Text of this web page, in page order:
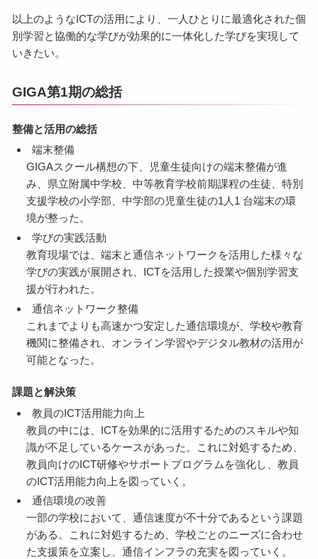
以上のようなICTの活用により、一人ひとりに最適化された個
別学習と協働的な学びが効果的に一体化した学びを実現して
いきたい。
GIGA第1期の総括
整備と活用の総括
端末整備
GIGAスクール構想の下、児童生徒向けの端末整備が進
み、県立附属中学校、中等教育学校前期課程の生徒、特別
支援学校の小学部、中学部の児童生徒の1人1 台端末の環
境が整った。
学びの実践活動
教育現場では、端末と通信ネットワークを活用した様々な
学びの実践が展開され、ICTを活用した授業や個別学習支
援が行われた。
通信ネットワーク整備
これまでよりも高速かつ安定した通信環境が、学校や教育
機関に整備され、オンライン学習やデジタル教材の活用が
可能となった。
課題と解決策
教員のICT活用能力向上
教員の中には、ICTを効果的に活用するためのスキルや知
識が不足しているケースがあった。これに対処するため、
教員向けのICT研修やサポートプログラムを強化し、教員
のICT活用能力向上を図っていく。
通信環境の改善
一部の学校において、通信速度が不十分であるという課題
がある。これに対処するため、学校ごとのニーズに合わせ
た支援策を立案し、通信インフラの充実を図っていく。